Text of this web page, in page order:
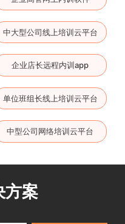
中大型公司线上培训云平台
企业店长远程内训app
单位班组长线上培训云平台
中型公司网络培训云平台
方案